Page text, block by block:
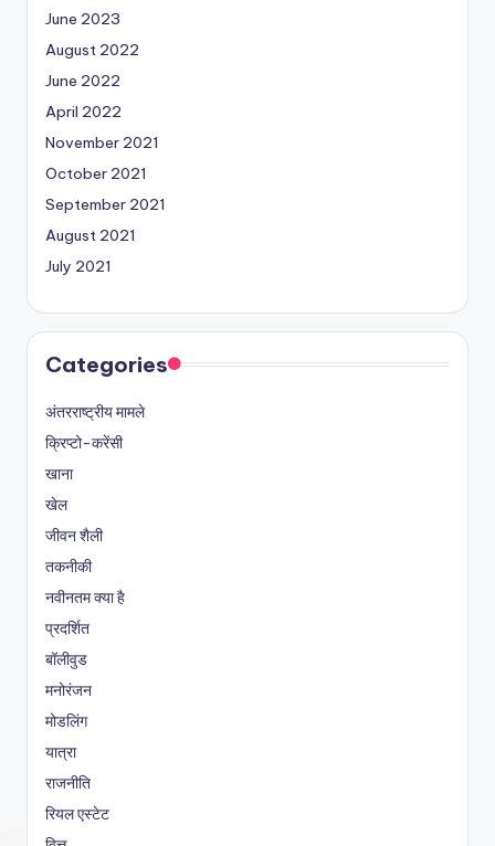
June 2023
August 2022
June 2022
April 2022
November 2021
October 2021
September 2021
August 2021
July 2021
Categories
अंतरराष्ट्रीय मामले
क्रिप्टो-करेंसी
खाना
खेल
जीवन शैली
तकनीकी
नवीनतम क्या है
प्रदर्शित
बॉलीवुड
मनोरंजन
मोडलिंग
यात्रा
राजनीति
रियल एस्टेट